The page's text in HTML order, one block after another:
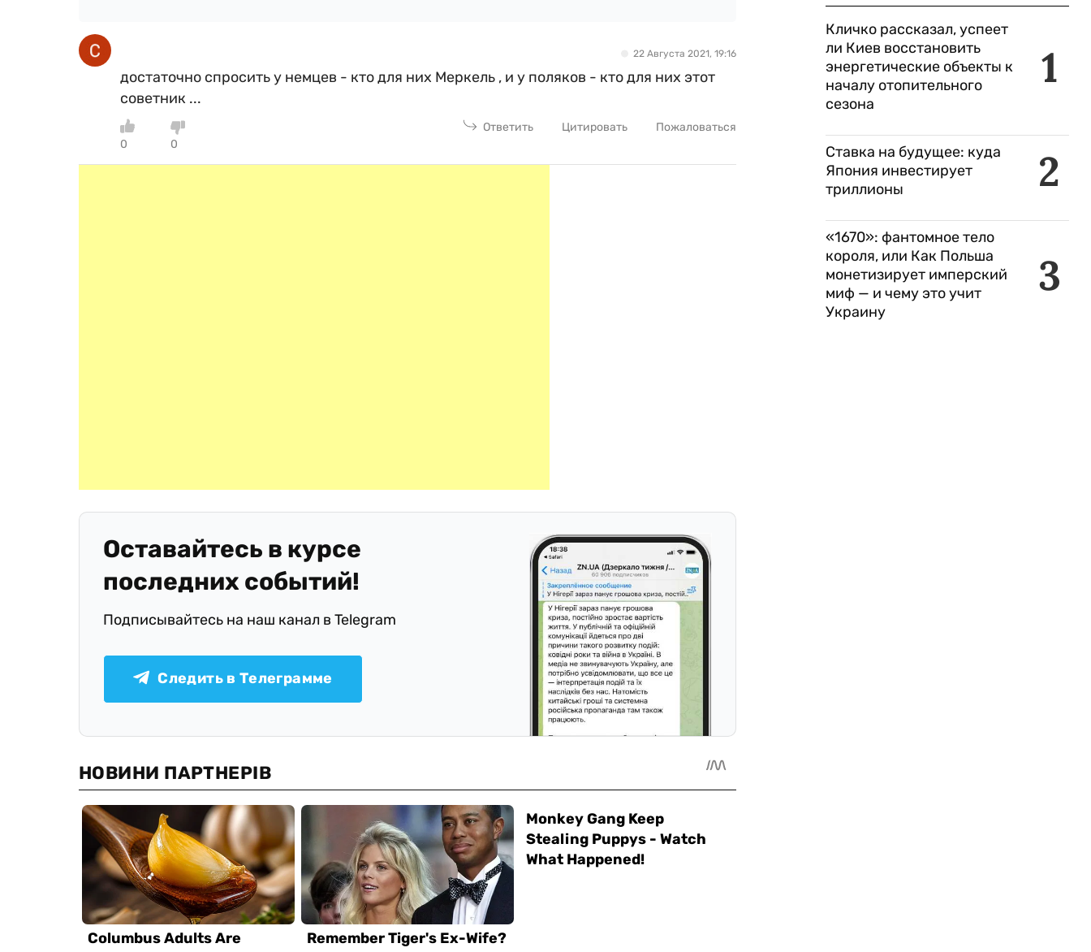
22 Августа 2021, 19:16
достаточно спросить у немцев - кто для них Меркель , и у поляков - кто для них этот
советник ...
0 0
Ответить Цитировать Пожаловаться
Оставайтесь в курсе
последних событий!
Подписывайтесь на наш канал в Telegram
Следить в Телеграмме
1
Кличко рассказал, успеет
ли Киев восстановить
энергетические объекты к
началу отопительного
сезона
2
Ставка на будущее: куда
Япония инвестирует
триллионы
3
«1670»: фантомное тело
короля, или Как Польша
монетизирует имперский
миф — и чему это учит
Украину